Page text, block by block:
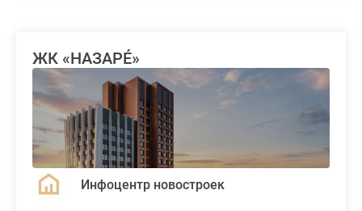
ЖК «НАЗАРÉ»
Инфоцентр новостроек